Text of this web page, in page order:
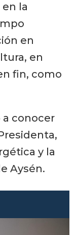
la
en
en
fin, como
a conocer
y la
Aysén.